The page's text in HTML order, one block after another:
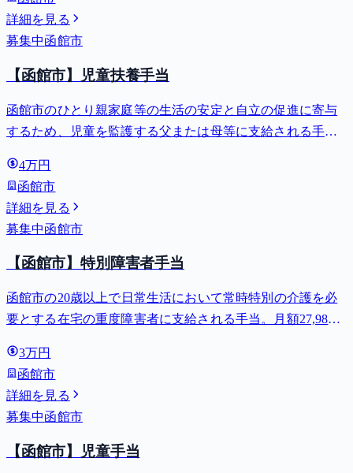
詳細を見る
募集中函館市
【函館市】児童扶養手当
函館市のひとり親家庭等の生活の安定と自立の促進に寄与
するため、児童を監護する父または母等に支給される手
4万円
函館市
詳細を見る
募集中函館市
【函館市】特別障害者手当
函館市の20歳以上で日常生活において常時特別の介護を必
要とする在宅の重度障害者に支給される手当。月額27,980
3万円
函館市
詳細を見る
募集中函館市
【函館市】児童手当